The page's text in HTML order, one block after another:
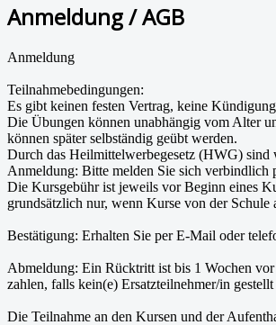
Anmeldung / AGB
Anmeldung
Teilnahmebedingungen:
Es gibt keinen festen Vertrag, keine
Die Übungen können unabhängig vom Alter
können später selbständig geübt werden.
Durch das Heilmittelwerbegesetz (HWG) sind
Anmeldung: Bitte melden Sie sich verbindlich
Die Kursgebühr ist jeweils vor Beginn eines
grundsätzlich nur, wenn Kurse von der Schule
Bestätigung: Erhalten Sie per E-Mail oder
Abmeldung: Ein Rücktritt ist bis 1 Wochen
zahlen, falls kein(e) Ersatzteilnehmer/in
Die Teilnahme an den Kursen und der